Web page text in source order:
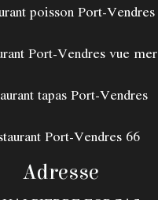
poisson Port-Vendres
Port-Vendres vue mer
tapas Port-Vendres
Port-Vendres 66
Adresse